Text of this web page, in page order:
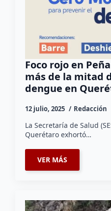
Foco rojo en
más de la mitad
dengue en
12 julio, 2025 Redacción
La Secretaría de Salud
Querétaro exhortó…
VER MÁS